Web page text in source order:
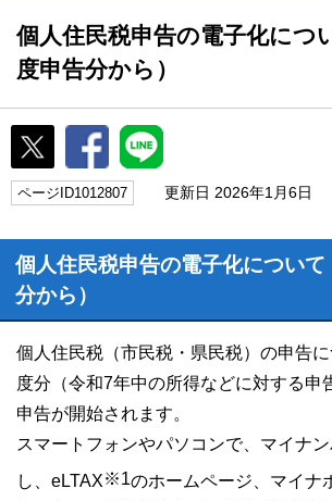
個人住民税申告の電子化につ
度申告分から）
ページID1012807 更新日 2026年1月6日
個人住民税申告の電子化につい
分から）
個人住民税（市民税・県民税）の申告
度分（令和7年中の所得などに対する申
申告が開始されます。
スマートフォンやパソコンで、マイナ
し、eLTAX※1のホームページ、マイナ